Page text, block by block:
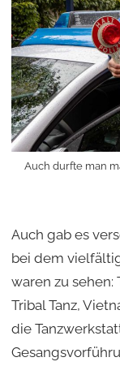
Auch durfte man
Auch gab es
bei dem
waren zu sehen:
Tribal Tanz,
die